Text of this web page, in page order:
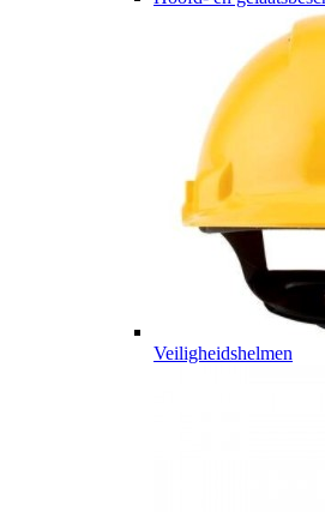
Veiligheidshelmen